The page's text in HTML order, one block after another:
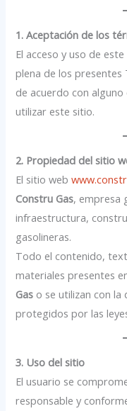
1. Aceptación de los
El acceso y uso de
plena de los presentes
de acuerdo con
utilizar este sitio.
2. Propiedad del sitio
El sitio web
Constru Gas, empresa
infraestructura,
gasolineras.
Todo el contenido,
materiales presentes
Gas o se utilizan con
protegidos por las
3. Uso del sitio
El usuario se
responsable y